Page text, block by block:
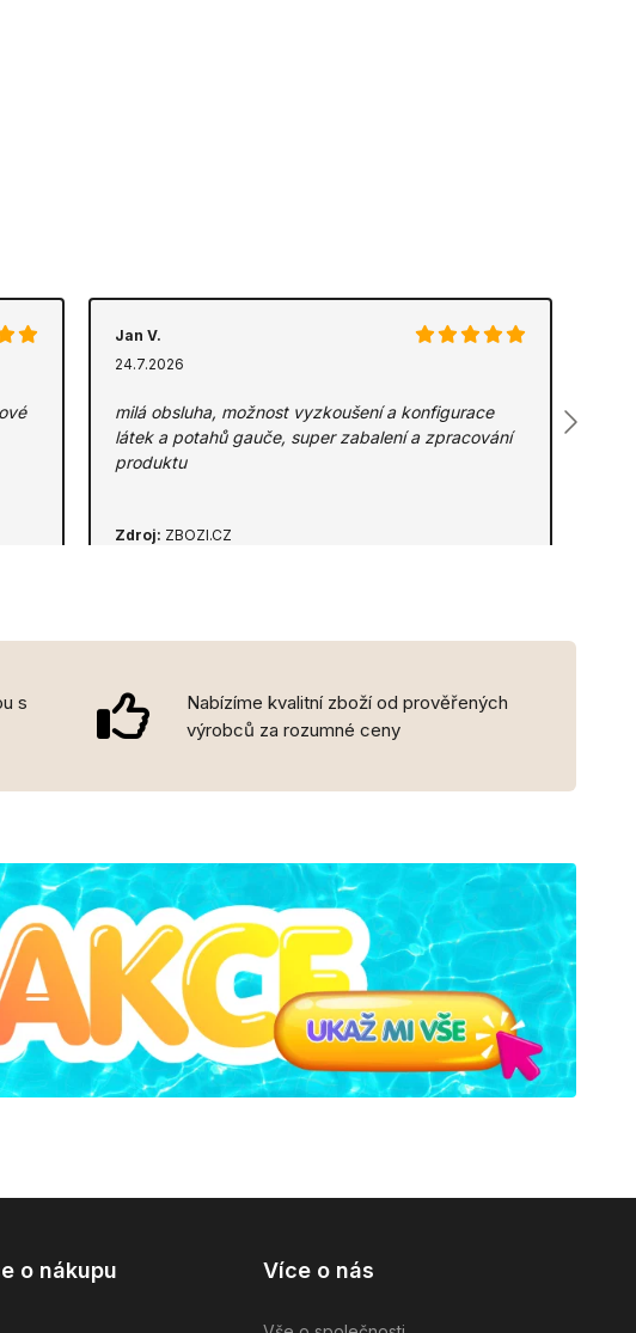
Jan V.
24.7.2026
milá obsluha, možnost vyzkoušení a konfigurace
látek a potahů gauče, super zabalení a zpracování
produktu
Zdroj: ZBOZI.CZ
s
Nabízíme kvalitní zboží od prověřených
výrobců za rozumné ceny
o nákupu Více o nás